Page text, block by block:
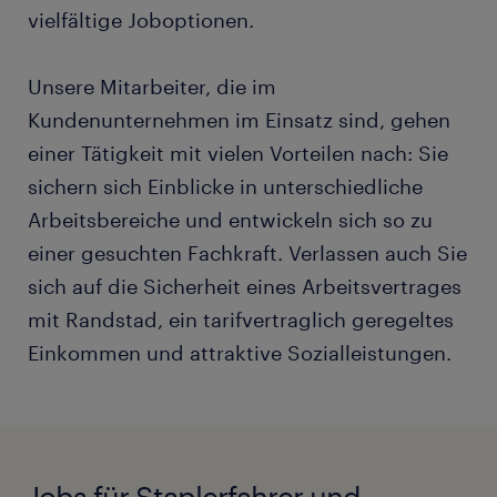
vielfältige Joboptionen.
Unsere Mitarbeiter, die im
Kundenunternehmen im Einsatz sind, gehen
einer Tätigkeit mit vielen Vorteilen nach: Sie
sichern sich Einblicke in unterschiedliche
Arbeitsbereiche und entwickeln sich so zu
einer gesuchten Fachkraft. Verlassen auch Sie
sich auf die Sicherheit eines Arbeitsvertrages
mit Randstad, ein tarifvertraglich geregeltes
Einkommen und attraktive Sozialleistungen.